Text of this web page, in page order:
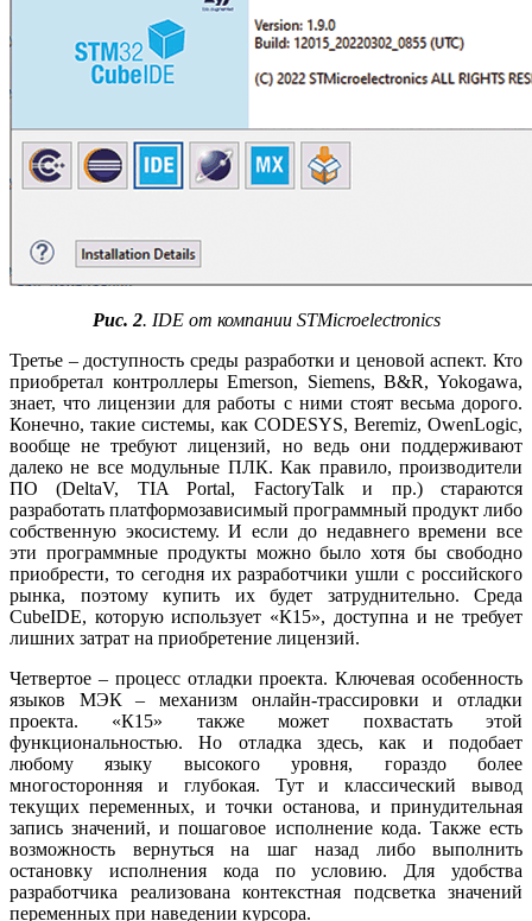
Рис. 2. IDE от компании STMicroelectronics
Третье – доступность среды разработки и ценовой аспект. Кто
приобретал контроллеры Emerson, Siemens, B&R, Yokogawa,
знает, что лицензии для работы с ни­ми стоят весьма дорого.
Конечно, такие системы, как CODESYS, Beremiz, OwenLogic,
вообще не требуют лицензий, но ведь они поддерживают
далеко не все модульные ПЛК. Как правило, производители
ПО (DeltaV, TIA Portal, FactoryTalk и пр.) стараются
разработать платформозависимый программный продукт ли­бо
собственную экосистему. И если до недавнего времени все
эти программные продукты можно бы­ло хо­тя бы свободно
приобрести, то сегодня их разработчики ушли с российского
рынка, поэтому купить их будет затруднительно. Среда
CubeIDE, которую использует «К15», доступна и не требует
лишних затрат на приобретение лицензий.
Четвертое – процесс отладки проекта. Ключевая особенность
языков МЭК – механизм онлайн-трассировки и отладки
проекта. «К15» также может похвастать этой
функциональностью. Но отладка здесь, как и подобает
любому языку высокого уровня, гораздо более
многосторонняя и глубокая. Тут и классический вывод
текущих переменных, и точки останова, и принудительная
запись значений, и пошаговое исполнение ко­да. Также есть
возможность вернуться на шаг назад ли­бо выполнить
остановку исполнения кода по условию. Для удобства
разработчика реализована контекстная подсветка значений
переменных при наведении курсора.